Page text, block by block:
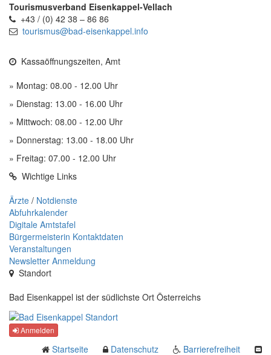
Tourismusverband Eisenkappel-Vellach
+43 / (0) 42 38 – 86 86
tourismus@bad-eisenkappel.info
Kassaöffnungszeiten, Amt
» Montag: 08.00 - 12.00 Uhr
» Dienstag: 13.00 - 16.00 Uhr
» Mittwoch: 08.00 - 12.00 Uhr
» Donnerstag: 13.00 - 18.00 Uhr
» Freitag: 07.00 - 12.00 Uhr
Wichtige Links
Ärzte / Notdienste
Abfuhrkalender
Digitale Amtstafel
Bürgermeisterin Kontaktdaten
Veranstaltungen
Newsletter Anmeldung
Standort
Bad Eisenkappel ist der südlichste Ort Österreichs
Anmelden
Startseite Datenschutz
Barrierefreiheit